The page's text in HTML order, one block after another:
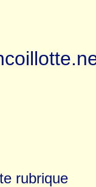
rubrique